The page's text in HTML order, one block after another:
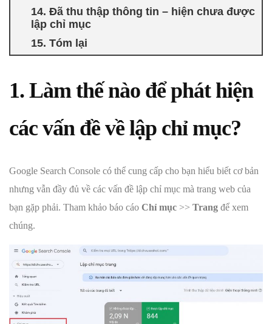
14. Đã thu thập thông tin – hiện chưa được
lập chỉ mục
15. Tóm lại
1. Làm thế nào để phát hiện
các vấn đề về lập chỉ mục?
Google Search Console có thể cung cấp cho bạn hiểu biết cơ bản
nhưng vẫn đầy đủ về các vấn đề lập chỉ mục mà trang web của
bạn gặp phải. Tham khảo báo cáo Chỉ mục >> Trang để xem
chúng.